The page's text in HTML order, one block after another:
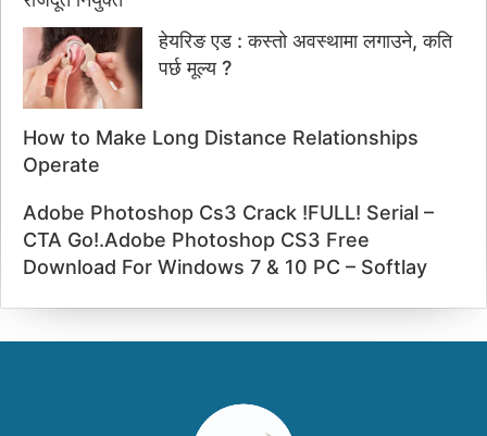
हेयरिङ एड : कस्तो अवस्थामा लगाउने, कति
पर्छ मूल्य ?
How to Make Long Distance Relationships
Operate
Adobe Photoshop Cs3 Crack !FULL! Serial –
CTA Go!.Adobe Photoshop CS3 Free
Download For Windows 7 & 10 PC – Softlay